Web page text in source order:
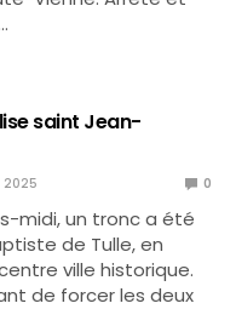
saint Jean-
2025 0
midi, un tronc a été
de Tulle, en
ville historique.
de forcer les deux